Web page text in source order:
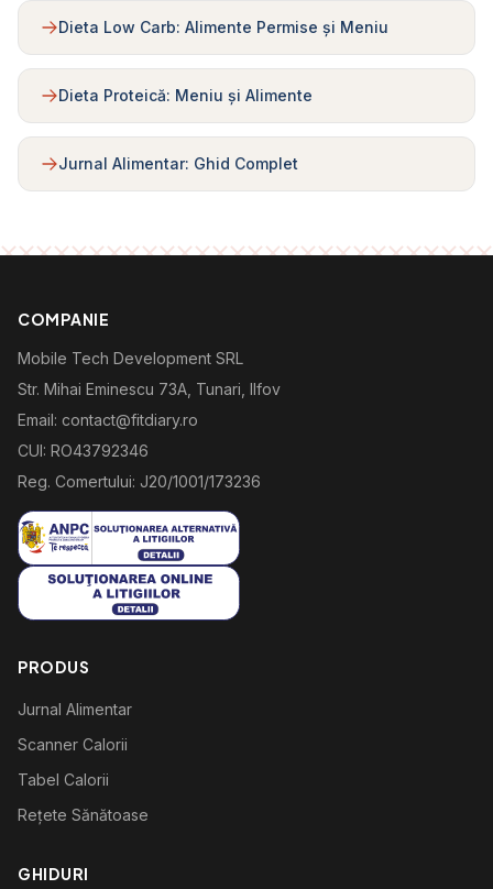
Dieta Low Carb: Alimente Permise și Meniu
Dieta Proteică: Meniu și Alimente
Jurnal Alimentar: Ghid Complet
COMPANIE
Mobile Tech Development SRL
Str. Mihai Eminescu 73A, Tunari, Ilfov
Email: contact@fitdiary.ro
CUI: RO43792346
Reg. Comertului: J20/1001/173236
PRODUS
Jurnal Alimentar
Scanner Calorii
Tabel Calorii
Rețete Sănătoase
GHIDURI